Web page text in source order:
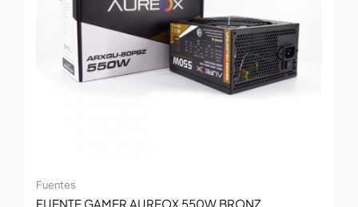
Fuentes
FUENTE GAMER AUREOX 550W BRONZ